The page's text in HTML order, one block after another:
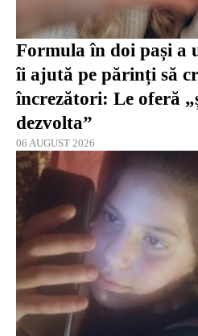
Formula în doi pași a
îi ajută pe părinți să
încrezători: Le oferă
dezvolta”
06 AUGUST 2026